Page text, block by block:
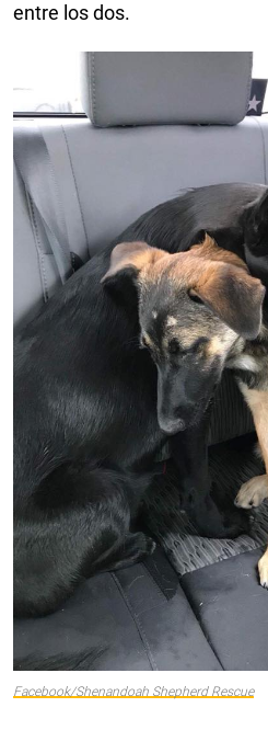
entre los dos.
Facebook/Shenandoah Shepherd Rescue